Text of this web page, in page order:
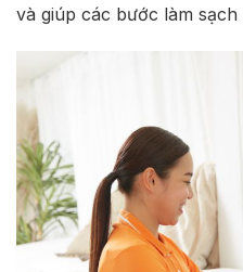
và giúp các bước làm